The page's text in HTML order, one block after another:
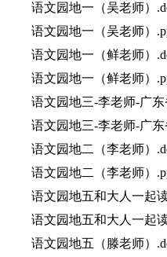
语文园地一（吴老师）
语文园地一（吴老师）
语文园地一（鲜老师）
语文园地一（鲜老师）
语文园地三-李老师-广东
语文园地三-李老师-广东
语文园地二（李老师）
语文园地二（李老师）
语文园地五和大人一起读
语文园地五和大人一起读
语文园地五（滕老师）